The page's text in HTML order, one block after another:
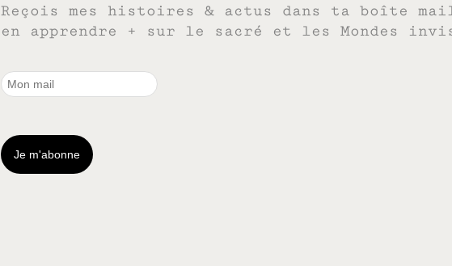
Reçois mes histoires & actus dans ta boîte
en apprendre + sur le sacré et les Mondes